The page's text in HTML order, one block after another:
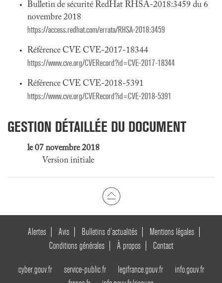
Bulletin de sécurité RedHat RHSA-2018:3459 du 6
novembre 2018
https://access.redhat.com/errata/RHSA-2018:3459
Référence CVE CVE-2017-18344
https://www.cve.org/CVERecord?id=CVE-2017-18344
Référence CVE CVE-2018-5391
https://www.cve.org/CVERecord?id=CVE-2018-5391
GESTION DÉTAILLÉE DU DOCUMENT
le 07 novembre 2018
Version initiale
Alertes Avis Bulletins d’actualités
Mentions légales
Conditions générales
À propos Contact
cyber.gouv.fr service-public.fr legifrance.gouv.fr
info.gouv.fr